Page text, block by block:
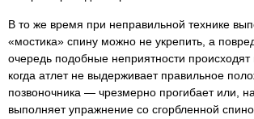
В то же время при неправильной технике
«мостика» спину можно не укрепить, а
очередь подобные неприятности происходят
когда атлет не выдерживает правильное
позвоночника — чрезмерно прогибает или,
выполняет упражнение со сгорбленной